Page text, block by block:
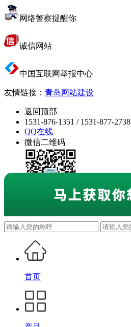
网络警察提醒你
诚信网站
中国互联网举报中心
友情链接： 青岛网站建设
返回顶部
1531-876-1351 / 1531-877-2738
QQ在线
微信二维码
首页